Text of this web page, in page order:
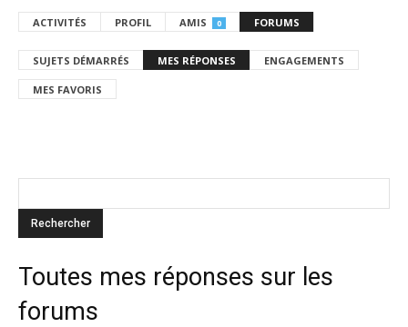
ACTIVITÉS PROFIL AMIS 0 FORUMS
SUJETS DÉMARRÉS MES RÉPONSES ENGAGEMENTS
MES FAVORIS
Toutes mes réponses sur les
forums